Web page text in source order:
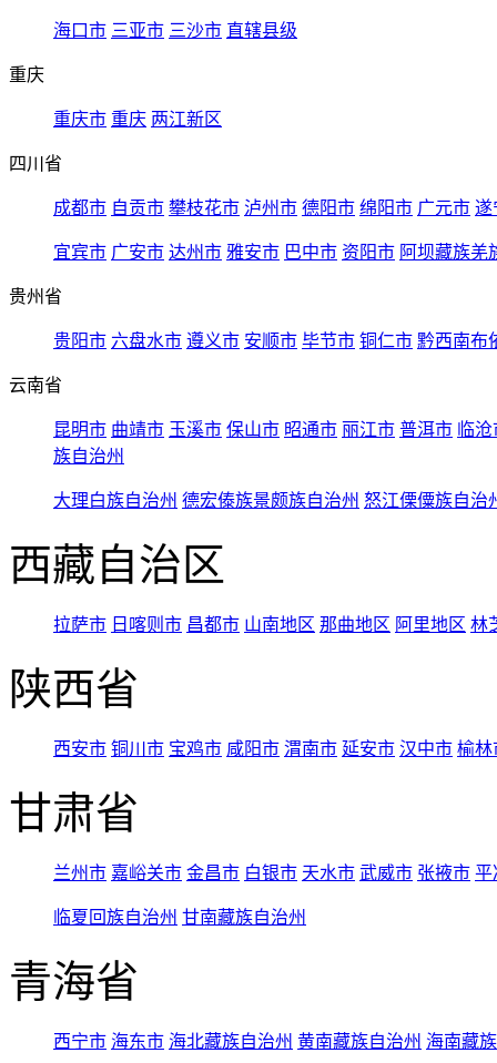
海口市 三亚市 三沙市 直辖县级
重庆
重庆市 重庆 两江新区
四川省
成都市 自贡市 攀枝花市 泸州市 德阳市 绵阳市 广元市 遂
宜宾市 广安市 达州市 雅安市 巴中市 资阳市 阿坝藏族羌
贵州省
贵阳市 六盘水市 遵义市 安顺市 毕节市 铜仁市 黔西南布
云南省
昆明市 曲靖市 玉溪市 保山市 昭通市 丽江市 普洱市 临
族自治州
大理白族自治州 德宏傣族景颇族自治州 怒江傈僳族自治
西藏自治区
拉萨市 日喀则市 昌都市 山南地区 那曲地区 阿里地区 林
陕西省
西安市 铜川市 宝鸡市 咸阳市 渭南市 延安市 汉中市 榆林
甘肃省
兰州市 嘉峪关市 金昌市 白银市 天水市 武威市 张掖市 平
临夏回族自治州 甘南藏族自治州
青海省
西宁市 海东市 海北藏族自治州 黄南藏族自治州 海南藏